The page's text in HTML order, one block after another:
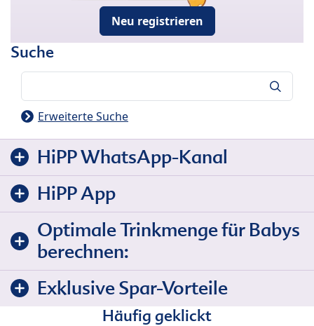
Neu registrieren
Suche
Erweiterte Suche
HiPP WhatsApp-Kanal
HiPP App
Optimale Trinkmenge für Babys
berechnen:
Exklusive Spar-Vorteile
Häufig geklickt